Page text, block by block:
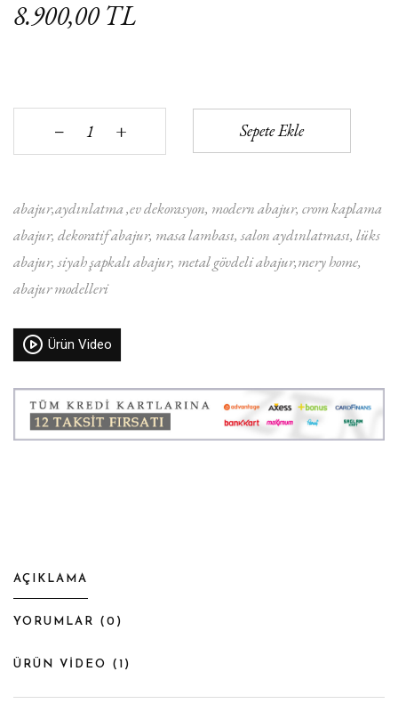
8.900,00 TL
‒ + Sepete Ekle
abajuraydınlatma ev dekorasyon modern abajur crom kaplama
abajur dekoratif abajur masa lambası salon aydınlatması lüks
abajur siyah şapkalı abajur metal gövdeli abajur mery home
abajur modelleri
Ürün Video
AÇIKLAMA
YORUMLAR ( 0 )
ÜRÜN VİDEO ( 1 )